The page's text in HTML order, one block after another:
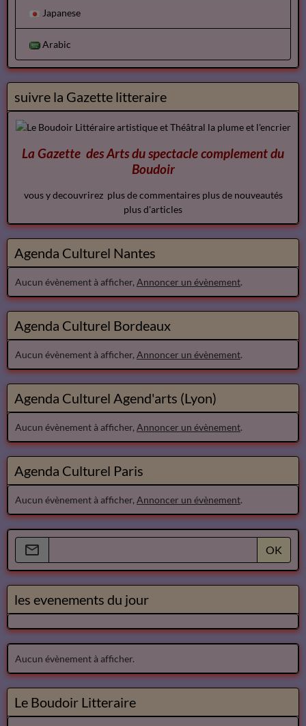
Japanese
Arabic
suivre la Gazette litteraire
La Gazette des Arts du spectaclecomplementdu
Boudoir
vous y decouvrirez plus de commentaires plus de nouveautés
plus d'articles
Agenda Culturel Nantes
Aucun évènement à afficher, Annoncer un évènement.
Agenda Culturel Bordeaux
Aucun évènement à afficher, Annoncer un évènement.
Agenda Culturel Agend'arts (Lyon)
Aucun évènement à afficher, Annoncer un évènement.
Agenda Culturel Paris
Aucun évènement à afficher, Annoncer un évènement.
OK
les evenements du jour
Aucun évènement à afficher.
Le Boudoir Litteraire